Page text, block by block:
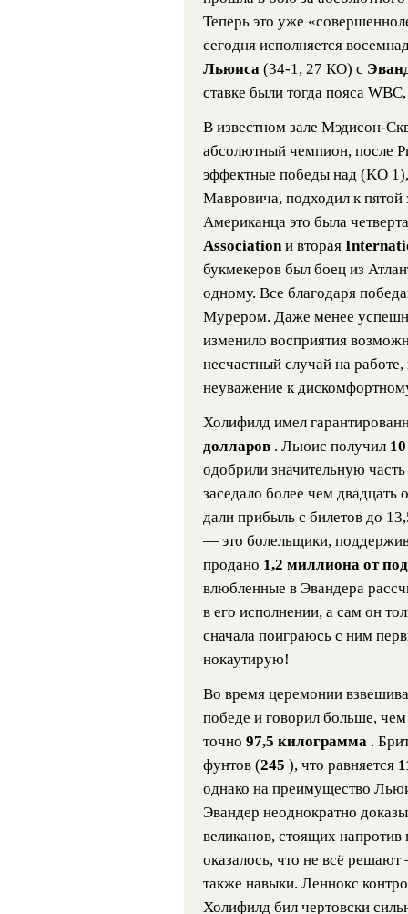
Теперь это уже
сегодня исполняется
Льюиса (34-1, 27 КО) с
ставке были тогда пояса
В известном зале Мэдисон-
абсолютный чемпион, после
эффектные победы над (KO
Мавровича, подходил к
Американца это была
Association и вторая
букмекеров был боец из
одному. Все благодаря
Мурером. Даже менее
изменило восприятия
несчастный случай на
неуважение к
Холифилд имел
долларов . Льюис получил
одобрили значительную
заседало более чем двадцать
дали прибыль с билетов до
— это болельщики,
продано 1,2 миллиона от
влюбленные в Эвандера
в его исполнении, а сам он
сначала поиграюсь с ним
нокаутирую!
Во время церемонии
победе и говорил больше,
точно 97,5 килограмма .
фунтов (245 ), что равняется
однако на преимущество
Эвандер неоднократно
великанов, стоящих напротив
оказалось, что не всё
также навыки. Леннокс
Холифилд бил чертовски